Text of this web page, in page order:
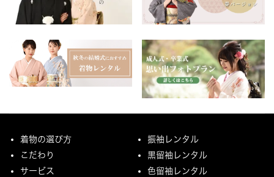
着物の選び方
こだわり
サービス
振袖レンタル
黒留袖レンタル
色留袖レンタル